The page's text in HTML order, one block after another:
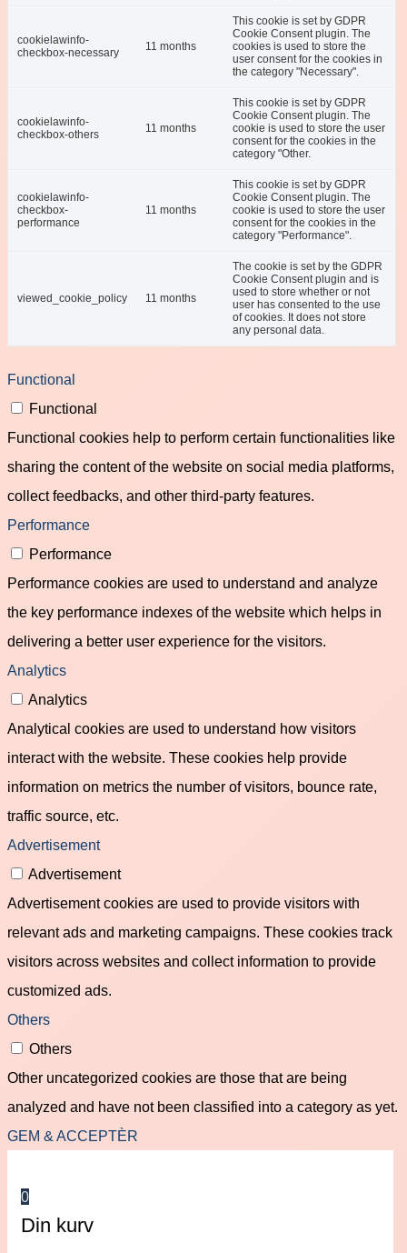
cookielawinfo-
checkbox-necessary
11 months
This cookie is set by GDPR
Cookie Consent plugin. The
cookies is used to store the
user consent for the cookies in
the category "Necessary".
cookielawinfo-
checkbox-others
11 months
This cookie is set by GDPR
Cookie Consent plugin. The
cookie is used to store the user
consent for the cookies in the
category "Other.
cookielawinfo-
checkbox-
performance
11 months
This cookie is set by GDPR
Cookie Consent plugin. The
cookie is used to store the user
consent for the cookies in the
category "Performance".
viewed_cookie_policy 11 months
The cookie is set by the GDPR
Cookie Consent plugin and is
used to store whether or not
user has consented to the use
of cookies. It does not store
any personal data.
Functional
Functional
Functional cookies help to perform certain functionalities like
sharing the content of the website on social media platforms,
collect feedbacks, and other third-party features.
Performance
Performance
Performance cookies are used to understand and analyze
the key performance indexes of the website which helps in
delivering a better user experience for the visitors.
Analytics
Analytics
Analytical cookies are used to understand how visitors
interact with the website. These cookies help provide
information on metrics the number of visitors, bounce rate,
traffic source, etc.
Advertisement
Advertisement
Advertisement cookies are used to provide visitors with
relevant ads and marketing campaigns. These cookies track
visitors across websites and collect information to provide
customized ads.
Others
Others
Other uncategorized cookies are those that are being
analyzed and have not been classified into a category as yet.
GEM & ACCEPTÈR
0
Din kurv